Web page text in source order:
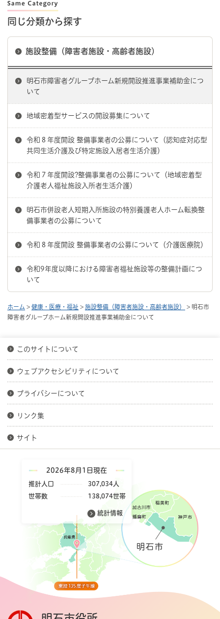
同じ分類から探す
施設整備（障害者施設・高齢者施設）
明石市障害者グループホーム新規開設推進事業補助金につ
いて
地域密着型サービスの開設募集について
令和８年度開設 整備事業者の公募について（認知症対応型
共同生活介護及び特定施設入居者生活介護）
令和７年度開設?整備事業者の公募について（地域密着型
介護老人福祉施設入所者生活介護）
明石市併設老人短期入所施設の特別養護老人ホーム転換整
備事業者の公募について
令和８年度開設 整備事業者の公募について（介護医療院）
令和9年度以降における障害者福祉施設等の整備計画につ
いて
ホーム > 健康・医療・福祉 > 施設整備（障害者施設・高齢者施設）
> 明石市
障害者グループホーム新規開設推進事業補助金について
このサイトについて
ウェブアクセシビリティについて
プライバシーについて
リンク集
サイト
2026年8月1日現在
推計人口
307,034人
世帯数
138,074世帯
統計情報